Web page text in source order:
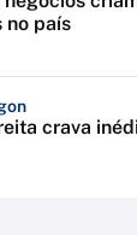
no país
crava